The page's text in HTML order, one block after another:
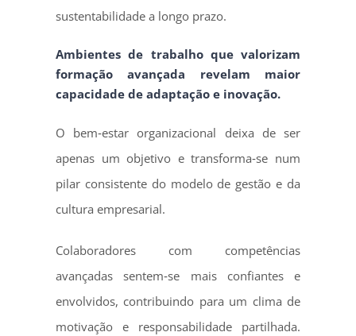
sustentabilidade a longo prazo.
Ambientes de trabalho que valorizam
formação avançada revelam maior
capacidade de adaptação e inovação.
O bem‑estar organizacional deixa de ser
apenas um objetivo e transforma‑se num
pilar consistente do modelo de gestão e da
cultura empresarial.
Colaboradores com competências
avançadas sentem‑se mais confiantes e
envolvidos, contribuindo para um clima de
motivação e responsabilidade partilhada.